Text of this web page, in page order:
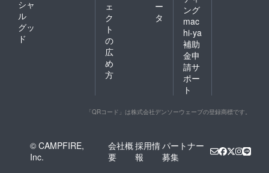
シャ
ル
グッ
ド
ェ
ク
ト
の
広
め
方
ー
タ
ング
mac
hi-ya
補助
金申
請サ
ポー
ト
「QRコード」は株式会社デンソーウェーブの登録商標です。
© CAMPFIRE,
Inc.
会社概
要
採用情
報
パートナー
募集